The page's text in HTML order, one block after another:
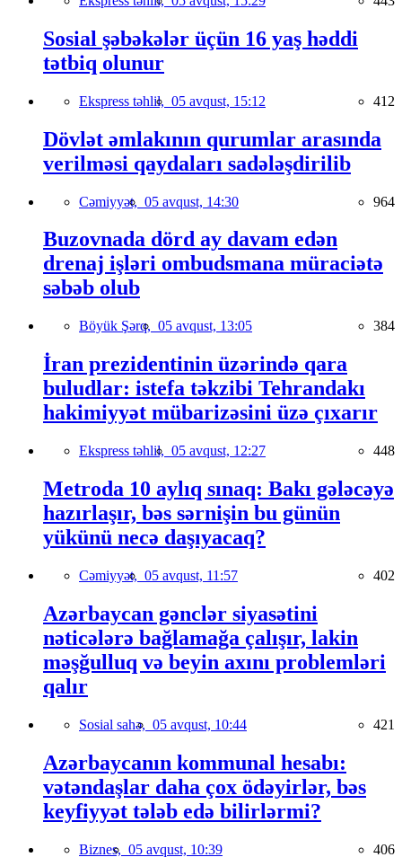
Sosial şəbəkələr üçün 16 yaş həddi
tətbiq olunur
Ekspress təhlil, 05 avqust, 15:12 412
Dövlət əmlakının qurumlar arasında
verilməsi qaydaları sadələşdirilib
Cəmiyyət, 05 avqust, 14:30 964
Buzovnada dörd ay davam edən
drenaj işləri ombudsmana müraciətə
səbəb olub
Böyük Şərq, 05 avqust, 13:05 384
İran prezidentinin üzərində qara
buludlar: istefa təkzibi Tehrandakı
hakimiyyət mübarizəsini üzə çıxarır
Ekspress təhlil, 05 avqust, 12:27 448
Metroda 10 aylıq sınaq: Bakı gələcəyə
hazırlaşır, bəs sərnişin bu günün
yükünü necə daşıyacaq?
Cəmiyyət, 05 avqust, 11:57 402
Azərbaycan gənclər siyasətini
nəticələrə bağlamağa çalışır, lakin
məşğulluq və beyin axını problemləri
qalır
Sosial sahə, 05 avqust, 10:44 421
Azərbaycanın kommunal hesabı:
vətəndaşlar daha çox ödəyirlər, bəs
keyfiyyət tələb edə bilirlərmi?
Biznes, 05 avqust, 10:39 406